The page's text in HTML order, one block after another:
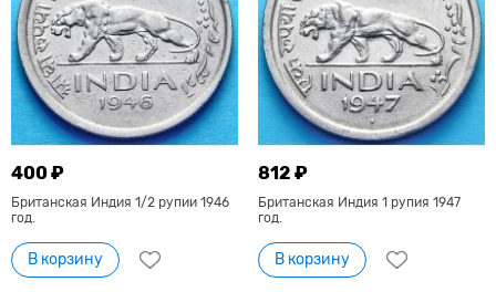
400 ₽
Британская Индия 1/2 рупии 1946
год.
В корзину
812 ₽
Британская Индия 1 рупия 1947
год.
В корзину